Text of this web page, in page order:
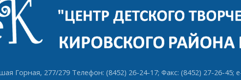
Горная, 277/279 Телефон: (8452) 26-24-17; Факс: (8452) 27-26-45;